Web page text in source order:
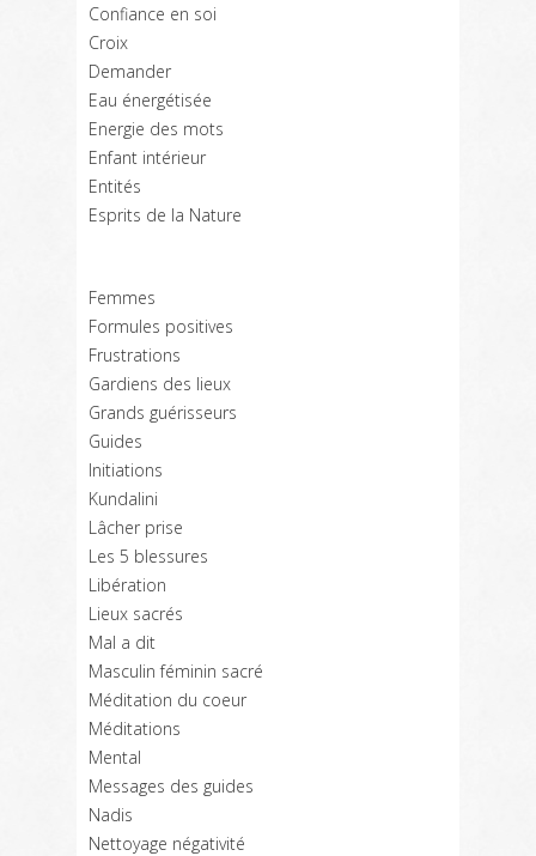
Confiance en soi
Croix
Demander
Eau énergétisée
Energie des mots
Enfant intérieur
Entités
Esprits de la Nature
Femmes
Formules positives
Frustrations
Gardiens des lieux
Grands guérisseurs
Guides
Initiations
Kundalini
Lâcher prise
Les 5 blessures
Libération
Lieux sacrés
Mal a dit
Masculin féminin sacré
Méditation du coeur
Méditations
Mental
Messages des guides
Nadis
Nettoyage négativité